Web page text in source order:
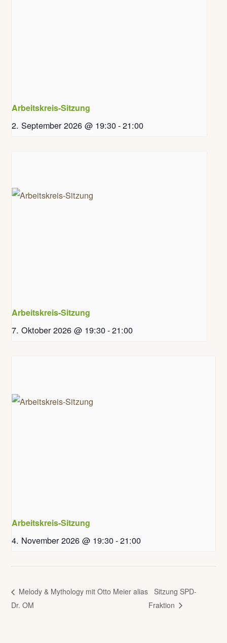
Arbeitskreis-Sitzung
2. September 2026 @ 19:30-21:00
Arbeitskreis-Sitzung
7. Oktober 2026 @ 19:30-21:00
Arbeitskreis-Sitzung
4. November 2026 @ 19:30-21:00
Melody & Mythology mit Otto Meier alias
Dr. OM
Sitzung SPD-
Fraktion